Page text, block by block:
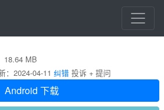
18.64 MB
：2024-04-11 纠错投诉 + 提问
Android 下载